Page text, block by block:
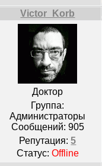
Victor_Korb
Доктор
Группа:
Администраторы
Сообщений: 905
Репутация:5
Статус: Offline